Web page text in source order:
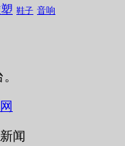
鞋子 音响
闻